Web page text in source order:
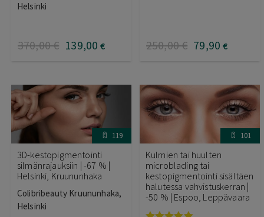
Helsinki
370,00€ 139,00 € 250,00€ 79,90 €
119
3D-kestopigmentointi
silmänrajauksiin | -67 % |
Helsinki, Kruununhaka
Colibribeauty Kruununhaka,
Helsinki
101
Kulmien tai huulten
microblading tai
kestopigmentointi sisältäen
halutessa vahvistuskerran |
-50 % | Espoo, Leppävaara